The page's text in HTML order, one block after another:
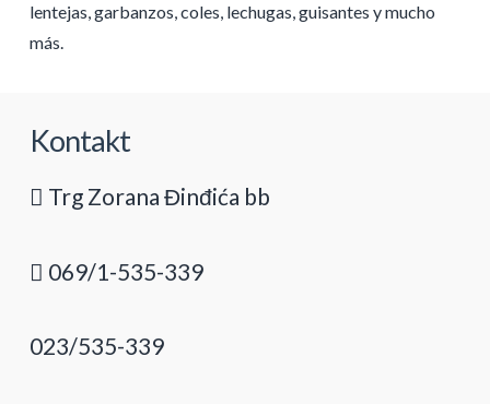
lentejas, garbanzos, coles, lechugas, guisantes y mucho
más.
Kontakt
Trg Zorana Đinđića bb
069/1-535-339
023/535-339